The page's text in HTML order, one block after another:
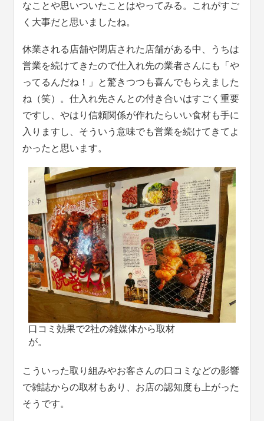
なことや思いついたことはやってみる。これがすご
く大事だと思いましたね。
休業される店舗や閉店された店舗がある中、うちは
営業を続けてきたので仕入れ先の業者さんにも「や
ってるんだね！」と驚きつつも喜んでもらえました
ね（笑）。仕入れ先さんとの付き合いはすごく重要
ですし、やはり信頼関係が作れたらいい食材も手に
入りますし、そういう意味でも営業を続けてきてよ
かったと思います。
口コミ効果で2社の雑媒体から取材
こういった取り組みやお客さんの口コミなどの影響
で雑誌からの取材もあり、お店の認知度も上がった
そうです。